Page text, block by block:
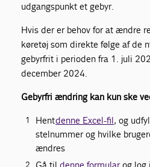
udgangspunkt et gebyr.
Hvis der er behov for at ændre
køretøj som direkte følge af de
gebyrfrit i perioden fra 1. juli
december 2024.
Gebyrfri ændring kan kun ske
Hentdenne Excel-fil, og
stelnummer og hvilke
ændres
Gå tildenne formularog log